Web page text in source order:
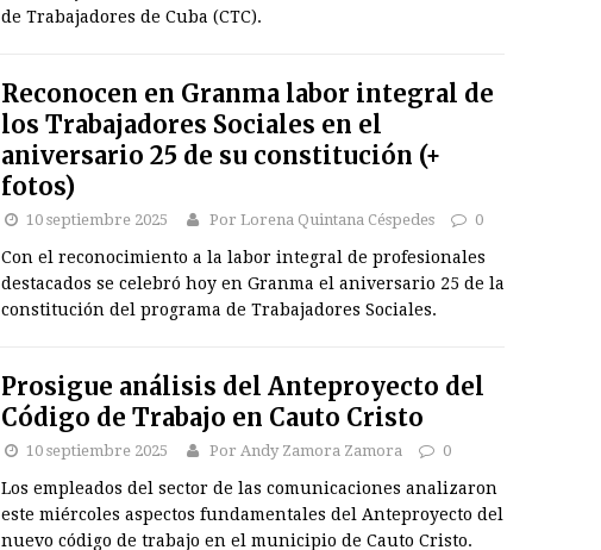
de Trabajadores de Cuba (CTC).
Reconocen en Granma labor integral de
los Trabajadores Sociales en el
aniversario 25 de su constitución (+
fotos)
10 septiembre 2025 Por Lorena Quintana Céspedes 0
Con el reconocimiento a la labor integral de profesionales
destacados se celebró hoy en Granma el aniversario 25 de la
constitución del programa de Trabajadores Sociales.
Prosigue análisis del Anteproyecto del
Código de Trabajo en Cauto Cristo
10 septiembre 2025 Por Andy Zamora Zamora 0
Los empleados del sector de las comunicaciones analizaron
este miércoles aspectos fundamentales del Anteproyecto del
nuevo código de trabajo en el municipio de Cauto Cristo.